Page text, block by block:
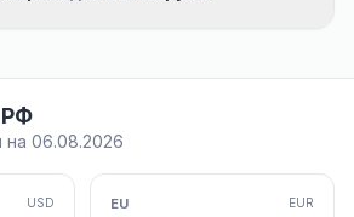
РФ
06.08.2026
USD EU EUR